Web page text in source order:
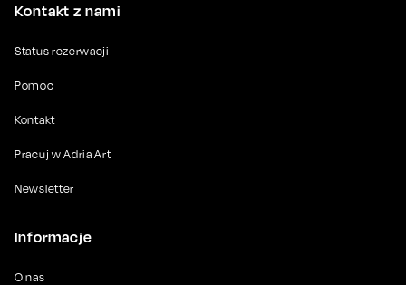
Kontakt z nami
Status rezerwacji
Pomoc
Kontakt
Pracuj w Adria Art
Newsletter
Informacje
O nas